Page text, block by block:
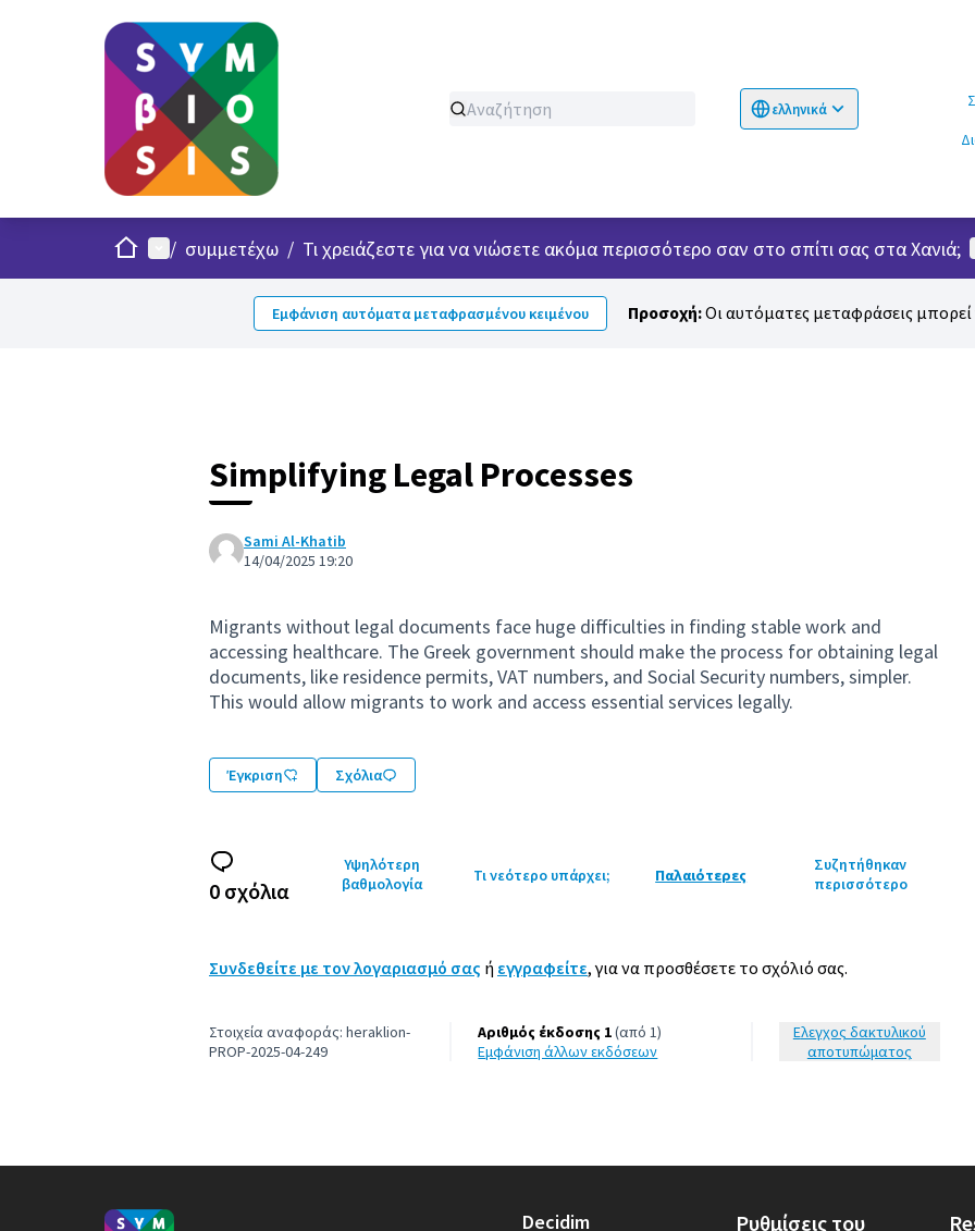
ελληνικά
Choose language
Σχετικά
ΣπίτιΚυρίως μενού
/ συμμετέχω / Τι χρειάζεστε για να νιώσετε ακόμα περισσότερο σαν στο σπίτι σας στα Χανιά;
Εμφάνιση αυτόματα μεταφρασμένου κειμένου Προσοχή:Οι αυτόματες μεταφράσεις μπορεί
Simplifying Legal Processes
Sami Al-Khatib
14/04/2025 19:20
Migrants without legal documents face huge difficulties in finding stable work and
accessing healthcare. The Greek government should make the process for obtaining legal
documents, like residence permits, VAT numbers, and Social Security numbers, simpler.
This would allow migrants to work and access essential services legally.
Έγκριση Σχόλια
0 σχόλια
Υψηλότερη
βαθμολογία
Τι νεότερο υπάρχει; Παλαιότερες
Συζητήθηκαν
περισσότερο
Συνδεθείτε με τον λογαριασμό σας ή εγγραφείτε, για να προσθέσετε το σχόλιό σας.
Στοιχεία αναφοράς: heraklion-
PROP-2025-04-249
Αριθμός έκδοσης 1(από 1)
εμφάνιση άλλων εκδόσεων
Έλεγχος δακτυλικού
αποτυπώματος
Decidim
Ρυθμίσεις του